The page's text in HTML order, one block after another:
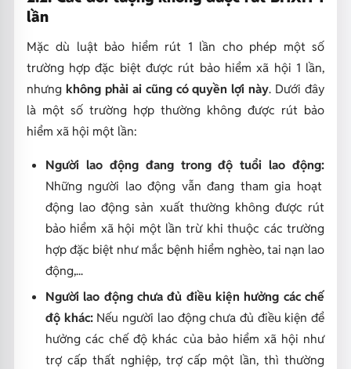
lần
Mặc dù luật bảo hiểm rút 1 lần cho phép một số
trường hợp đặc biệt được rút bảo hiểm xã hội 1 lần,
nhưngkhông phải ai cũng có quyền lợi này. Dưới đây
là một số trường hợp thường không được rút bảo
hiểm xã hội một lần:
Người lao động đang trong độ tuổi lao động:
Những người lao động vẫn đang tham gia hoạt
động lao động sản xuất thường không được rút
bảo hiểm xã hội một lần trừ khi thuộc các trường
hợp đặc biệt như mắc bệnh hiểm nghèo, tai nạn lao
động,...
Người lao động chưa đủ điều kiện hưởng các chế
độ khác:Nếu người lao động chưa đủ điều kiện để
hưởng các chế độ khác của bảo hiểm xã hội như
trợ cấp thất nghiệp, trợ cấp một lần, thì thường